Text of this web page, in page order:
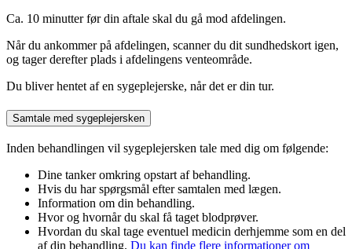
Ca. 10 minutter før din aftale skal du gå mod afdelingen.
Når du ankommer på afdelingen, scanner du dit sundhedskort igen,
og tager derefter plads i afdelingens venteområde.
Du bliver hentet af en sygeplejerske, når det er din tur.
Samtale med sygeplejersken
Inden behandlingen vil sygeplejersken tale med dig om følgende:
Dine tanker omkring opstart af behandling.
Hvis du har spørgsmål efter samtalen med lægen.
Information om din behandling.
Hvor og hvornår du skal få taget blodprøver.
Hvordan du skal tage eventuel medicin derhjemme som en del
af din behandling. Du kan finde flere informationer om